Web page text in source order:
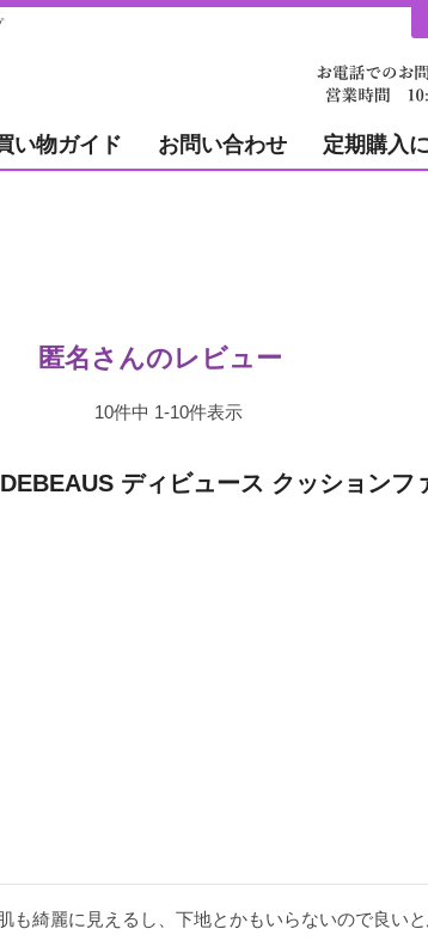
い物ガイド お問い合わせ 定期購入
匿名さんのレビュー
10件中 1-10件表示
DEBEAUS ディビュース クッションフ
も綺麗に見えるし、下地とかもいらないので良い